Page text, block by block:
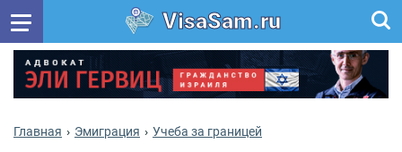
VisaSam.ru
Главная Эмиграция Учеба за границей